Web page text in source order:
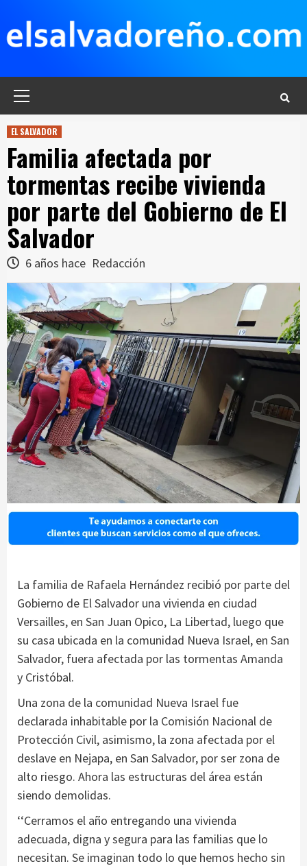
contenido
EL SALVADOR
Familia afectada por
tormentas recibe vivienda
por parte del Gobierno de El
Salvador
6 años hace Redacción
La familia de Rafaela Hernández recibió por parte del
Gobierno de El Salvador una vivienda en ciudad
Versailles, en San Juan Opico, La Libertad, luego que
su casa ubicada en la comunidad Nueva Israel, en San
Salvador, fuera afectada por las tormentas Amanda
y Cristóbal.
Una zona de la comunidad Nueva Israel fue
declarada inhabitable por la Comisión Nacional de
Protección Civil, asimismo, la zona afectada por el
deslave en Nejapa, en San Salvador, por ser zona de
alto riesgo. Ahora las estructuras del área están
siendo demolidas.
‘‘Cerramos el año entregando una vivienda
adecuada, digna y segura para las familias que lo
necesitan. Se imaginan todo lo que hemos hecho sin